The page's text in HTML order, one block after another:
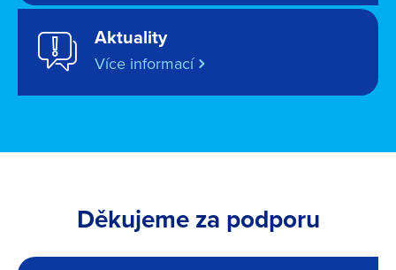
Aktuality
Více informací
Děkujeme za podporu